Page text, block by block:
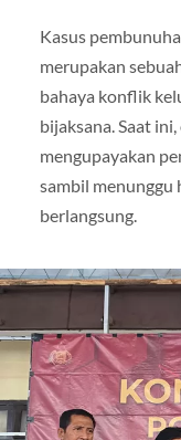
Kasus
merupakan
bahaya konflik
bijaksana. Saat
mengupayakan
sambil menunggu
berlangsung.